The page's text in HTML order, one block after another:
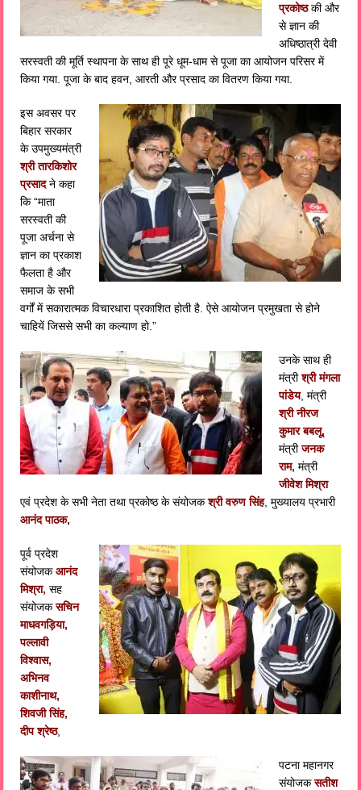
प्रकोष्ठकी और
से ज्ञान की
अधिष्ठात्री देवी
सरस्वती की मूर्ति स्थापना के साथ ही पूरे धूम-धाम से पूजा का आयोजन परिसर में
किया गया. पूजा के बाद हवन, आरती और प्रसाद का वितरण किया गया.
इस अवसर पर
बिहार सरकार
के उपमुख्यमंत्री
श्री तारकिशोर
प्रसाद ने कहा
कि “माता
सरस्वती की
पूजा अर्चना से
ज्ञान का प्रकाश
फैलता है और
समाज के सभी
वर्गों में सकारात्मक विचारधारा प्रकाशित होती है. ऐसे आयोजन प्रमुखता से होने
चाहियें जिससे सभी का कल्याण हो.”
उनके साथ ही
मंत्रीश्री मंगला
पांडेय, मंत्री
श्री नीरज
कुमार बबलू,
मंत्रीजनक
राम, मंत्री
जीवेश मिश्रा
एवं प्रदेश के सभी नेता तथा प्रकोष्ठ के संयोजकश्री वरुण सिंह, मुख्यालय प्रभारी
आनंद पाठक,
पूर्व प्रदेश
संयोजकआनंद
मिश्रा, सह
संयोजकसचिन
माधवगड़िया,
पल्लावी
विश्वास,
अभिनव
काशीनाथ,
शिवजी सिंह,
दीप श्रेष्ठ,
पटना महानगर
संयोजकसतीश